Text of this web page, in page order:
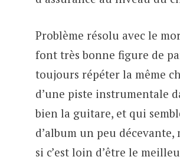
Problème résolu avec le
font très bonne figure de
toujours répéter la même
d’une piste instrumentale
bien la guitare, et qui
d’album un peu
si c’est loin d’être le